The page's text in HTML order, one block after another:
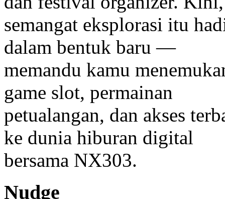
8,000PV
Harga akhir dan PV
diskon/potongan kupon.
Harga dan PV dapat
pada kupon yang Anda
Art Fair Radio adalah
podcast digital legendaris